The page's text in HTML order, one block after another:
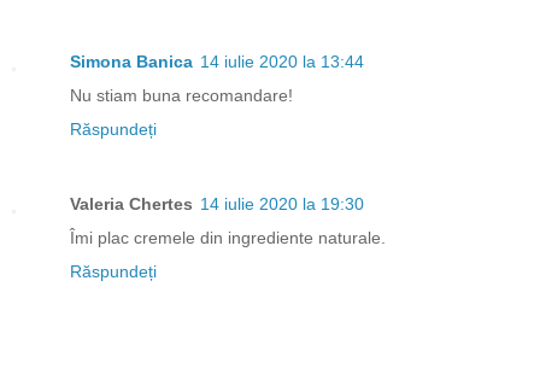
Simona Banica 14 iulie 2020 la 13:44
Nu stiam buna recomandare!
Răspundeți
Valeria Chertes 14 iulie 2020 la 19:30
Îmi plac cremele din ingrediente naturale.
Răspundeți